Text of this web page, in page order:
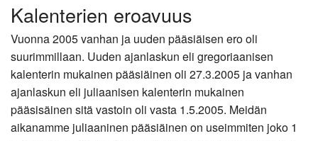
Kalenterien eroavuus
Vuonna 2005 vanhan ja uuden pääsiäisen ero oli
suurimmillaan. Uuden ajanlaskun eli gregoriaanisen
kalenterin mukainen pääsiäinen oli 27.3.2005 ja vanhan
ajanlaskun eli juliaanisen kalenterin mukainen
pääsisäinen sitä vastoin oli vasta 1.5.2005. Meidän
aikanamme juliaaninen pääsiäinen on useimmiten joko 1